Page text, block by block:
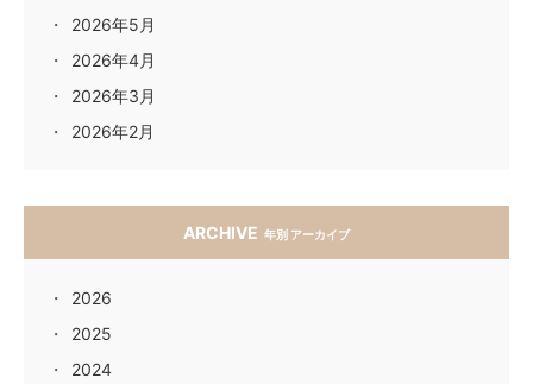
2026年5月
2026年4月
2026年3月
2026年2月
ARCHIVE 年別 アーカイブ
2026
2025
2024